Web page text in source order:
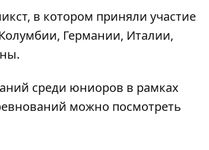
в котором приняли участие
Германии, Италии,
среди юниоров в рамках
можно посмотреть